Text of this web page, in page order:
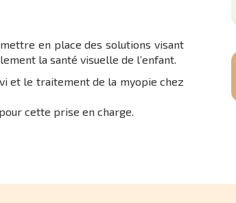
en place des solutions visant
la santé visuelle de l’enfant.
et le traitement de la myopie chez
cette prise en charge.